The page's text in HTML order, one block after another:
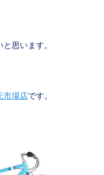
思います。
市場店です。